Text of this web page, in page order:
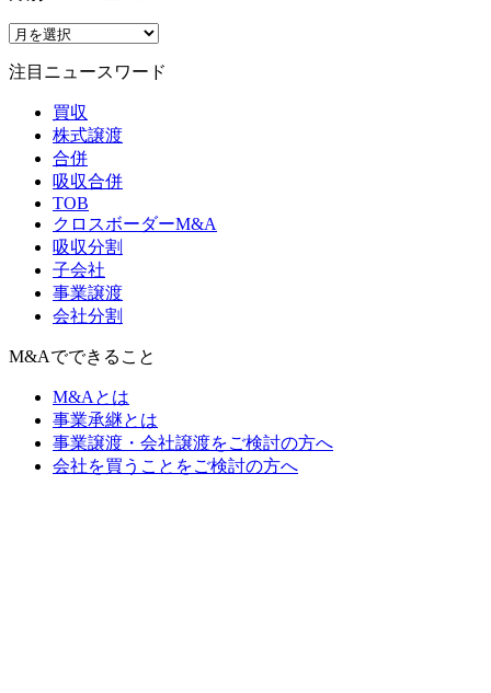
注目ニュースワード
買収
株式譲渡
合併
吸収合併
TOB
クロスボーダーM&A
吸収分割
子会社
事業譲渡
会社分割
M&Aでできること
M&Aとは
事業承継とは
事業譲渡・会社譲渡をご検討の方へ
会社を買うことをご検討の方へ